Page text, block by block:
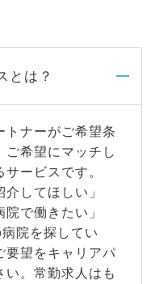
とは？
トナーがご希望条
希望にマッチし
ービスです。
してほしい」
で働きたい」
院を探してい
要望をキャリアパ
い。常勤求人はも